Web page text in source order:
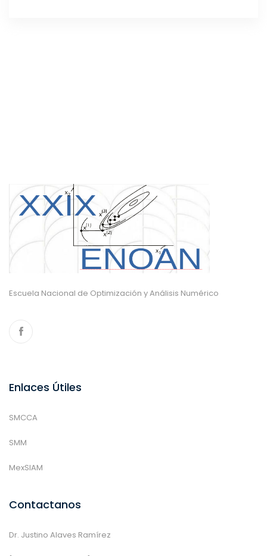
Escuela Nacional de Optimización y Análisis Numérico
Enlaces Útiles
SMCCA
SMM
MexSIAM
Contactanos
Dr. Justino Alaves Ramírez